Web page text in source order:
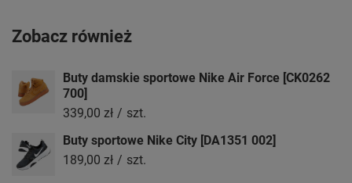
Zobacz również
Buty damskie sportowe Nike Air Force [CK0262
700]
339,00 zł / szt.
Buty sportowe Nike City [DA1351 002]
189,00 zł / szt.